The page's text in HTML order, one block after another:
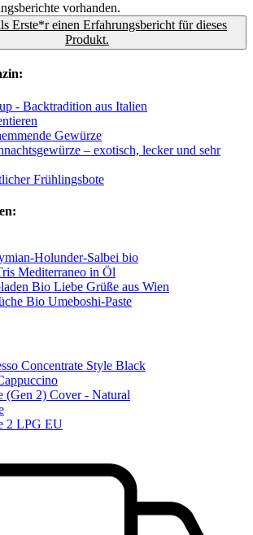
vorhanden.
Erste*r einen Erfahrungsbericht für dieses
Produkt.
- Backtradition aus Italien
Gewürze
– exotisch, lecker und sehr
Frühlingsbote
Holunder-Salbei bio
Mediterraneo in Öl
Bio Liebe Grüße aus Wien
Bio Umeboshi-Paste
Concentrate Style Black
(Gen 2) Cover - Natural
2 LPG EU